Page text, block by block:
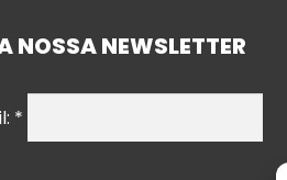
NOSSA NEWSLETTER
*